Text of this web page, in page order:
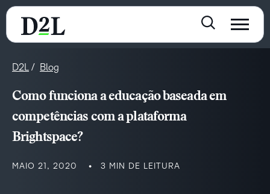
D2L Blog
Como funciona a educação baseada em
competências com a plataforma
Brightspace?
MAIO 21, 2020 3 MIN DE LEITURA